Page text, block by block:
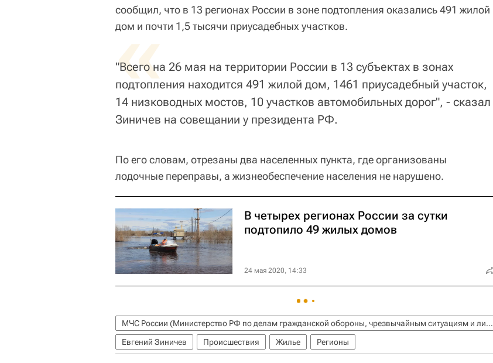
сообщил, что в 13 регионах России в зоне подтопления оказались 491 жилой
дом и почти 1,5 тысячи приусадебных участков.
«
"Всего на 26 мая на территории России в 13 субъектах в зонах
подтопления находится 491 жилой дом, 1461 приусадебный участок,
14 низководных мостов, 10 участков автомобильных дорог", - сказал
Зиничев на совещании у президента РФ.
По его словам, отрезаны два населенных пункта, где организованы
лодочные переправы, а жизнеобеспечение населения не нарушено.
В четырех регионах России за сутки
подтопило 49 жилых домов
24 мая 2020, 14:33
МЧС России (Министерство РФ по делам гражданской обороны, чрезвычайным ситуациям и ликвидации последствий стихийных бедствий)
Евгений Зиничев
Происшествия Жилье Регионы